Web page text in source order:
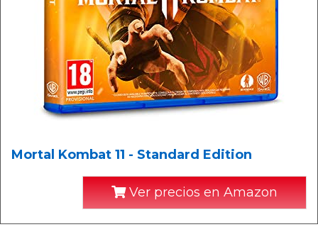
Mortal Kombat 11 - Standard Edition
Ver precios en Amazon